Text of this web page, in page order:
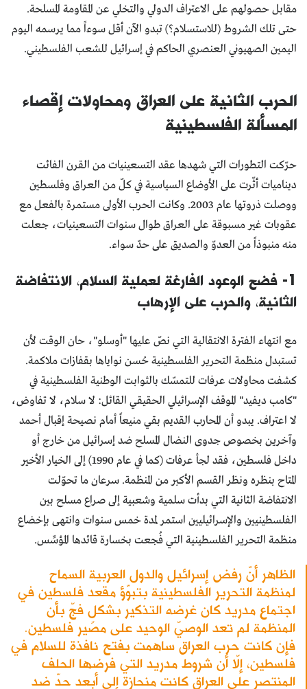
مقابل حصولهم على الاعتراف الدولي والتخلي عن المقاومة المسلحة.
حتى تلك الشروط (للاستسلام؟) تبدو الآن أقل سوءاً مما يرسمه اليوم
اليمين الصهيوني العنصري الحاكم في إسرائيل للشعب الفلسطيني.
الحرب الثانية على العراق ومحاولات إقصاء
المسألة الفلسطينية
حرّكت التطورات التي شهدها عقد التسعينيات من القرن الفائت
ديناميات أثّرت على الأوضاع السياسية في كلّ من العراق وفلسطين
ووصلت ذروتها عام 2003. وكانت الحرب الأولى مستمرة بالفعل مع
عقوبات غير مسبوقة على العراق طوال سنوات التسعينيات، جعلت
منه منبوذاً من العدوّ والصديق على حدّ سواء.
1- فضح الوعود الفارغة لعملية السلام، الانتفاضة
الثانية، والحرب على الإرهاب
مع انتهاء الفترة الانتقالية التي نصّ عليها "أوسلو"، حان الوقت لأن
تستبدل منظمة التحرير الفلسطينية حُسن نواياها بقفازات ملاكمة.
كشفت محاولات عرفات للتمسّك بالثوابت الوطنية الفلسطينية في
"كامب ديفيد" الموقف الإسرائيلي الحقيقي القائل: لا سلام، لا تفاوض،
لا اعتراف. يبدو أن المحارب القديم بقي منيعاً أمام نصيحة إقبال أحمد
وآخرين بخصوص جدوى النضال المسلح ضد إسرائيل من خارج أو
داخل فلسطين، فقد لجأ عرفات (كما في عام 1990) إلى الخيار الأخير
المتاح بنظره ونظر القسم الأكبر من المنظمة. سرعان ما تحوّلت
الانتفاضة الثانية التي بدأت سلمية وشعبية إلى صراع مسلح بين
الفلسطينيين والإسرائيليين استمر لمدة خمس سنوات وانتهى بإخضاع
منظمة التحرير الفلسطينية التي فُجعت بخسارة قائدها المؤسِّس.
الظاهر أنّ رفض إسرائيل والدول العربية السماح
لمنظمة التحرير الفلسطينية بتبوّؤ مقعد فلسطين في
اجتماع مدريد كان غرضه التذكير بشكلٍ فجّ بأن
المنظمة لم تعد الوصيّ الوحيد على مصير فلسطين.
فإن كانت حرب العراق ساهمت بفتح نافذة للسلام في
فلسطين، إلّا أن شروط مدريد التي فرضها الحلف
المنتصِر على العراق كانت منحازة إلى أبعد حدّ ضد